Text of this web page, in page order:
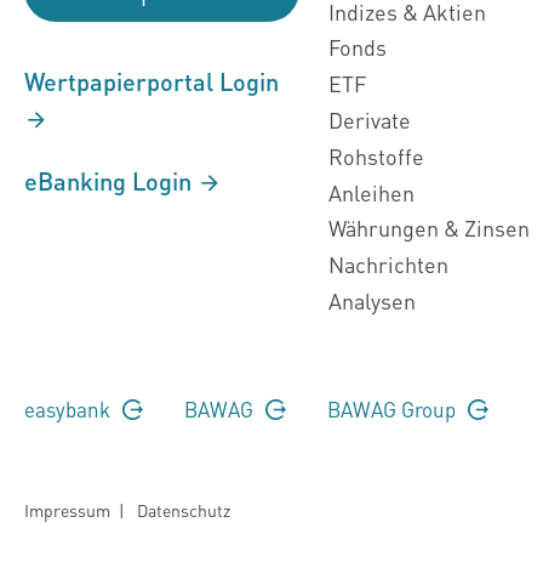
Wertpapierportal Login
eBanking Login
Indizes & Aktien
Fonds
ETF
Derivate
Rohstoffe
Anleihen
Währungen & Zinsen
Nachrichten
Analysen
easybank BAWAG BAWAG Group
Impressum | Datenschutz